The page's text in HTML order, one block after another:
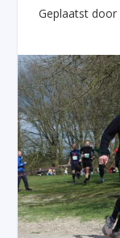
Geplaatst door